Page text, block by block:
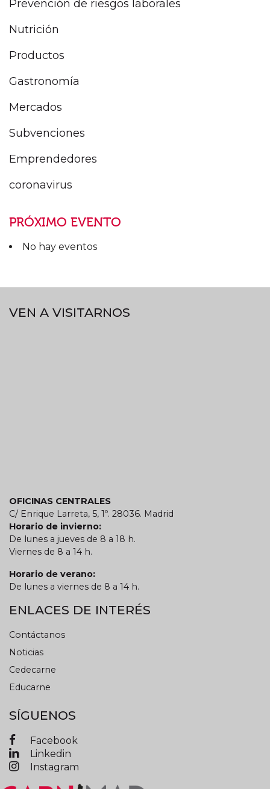
Prevención de riesgos laborales
Nutrición
Productos
Gastronomía
Mercados
Subvenciones
Emprendedores
coronavirus
PRÓXIMO EVENTO
No hay eventos
VEN A VISITARNOS
OFICINAS CENTRALES
C/ Enrique Larreta, 5, 1º. 28036. Madrid
Horario de invierno:
De lunes a jueves de 8 a 18 h.
Viernes de 8 a 14 h.
Horario de verano:
De lunes a viernes de 8 a 14 h.
ENLACES DE INTERÉS
Contáctanos
Noticias
Cedecarne
Educarne
SÍGUENOS
Facebook
Linkedin
Instagram